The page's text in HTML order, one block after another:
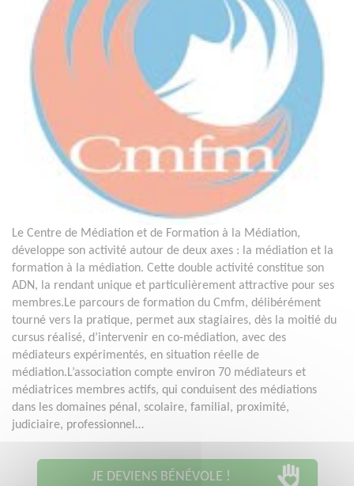
Le Centre de Médiation et de Formation à la Médiation,
développe son activité autour de deux axes : la médiation et la
formation à la médiation. Cette double activité constitue son
ADN, la rendant unique et particulièrement attractive pour ses
membres.Le parcours de formation du Cmfm, délibérément
tourné vers la pratique, permet aux stagiaires, dès la moitié du
cursus réalisé, d’intervenir en co-médiation, avec des
médiateurs expérimentés, en situation réelle de
médiation.L’association compte environ 70 médiateurs et
médiatrices membres actifs, qui conduisent des médiations
dans les domaines pénal, scolaire, familial, proximité,
judiciaire, professionnel…
JE DEVIENS BÉNÉVOLE !